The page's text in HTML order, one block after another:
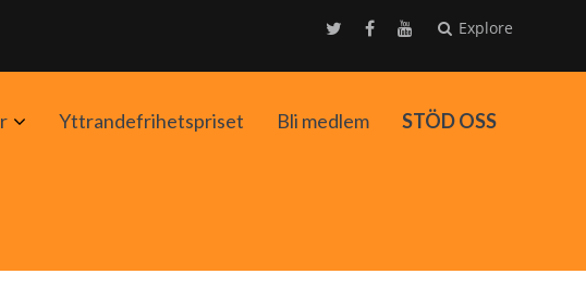
Explore
AvaaYttrandefrihetspriset Bli medlem STÖD OSS